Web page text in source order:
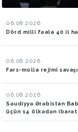
06.08.2026
Dörd milli fəala 40 il
06.08.2026
Fars-molla rejimi
06.08.2026
Səudiyyə Ərəbistan
üçün 14 ölkədən ibarət